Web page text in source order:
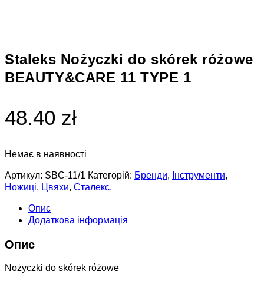
Staleks Nożyczki do skórek różowe
BEAUTY&CARE 11 TYPE 1
48.40 zł
Немає в наявності
Артикул: SBC-11/1 Категорій: Бренди, Інструменти,
Ножиці, Цвяхи, Сталекс.
Опис
Додаткова інформація
Опис
Nożyczki do skórek różowe